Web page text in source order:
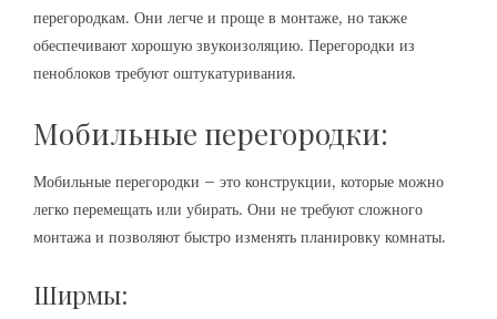
перегородкам. Они легче и проще в монтаже, но также
обеспечивают хорошую звукоизоляцию. Перегородки из
пеноблоков требуют оштукатуривания.
Мобильные перегородки:
Мобильные перегородки – это конструкции, которые можно
легко перемещать или убирать. Они не требуют сложного
монтажа и позволяют быстро изменять планировку комнаты.
Ширмы: